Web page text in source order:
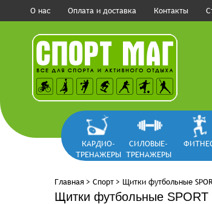
О нас Оплата и доставка Контакты
КАРДИО-
ТРЕНАЖЕРЫ
СИЛОВЫЕ-
ТРЕНАЖЕРЫ
Главная > Спорт > Щитки футбольные
Щитки футбольные SPORT